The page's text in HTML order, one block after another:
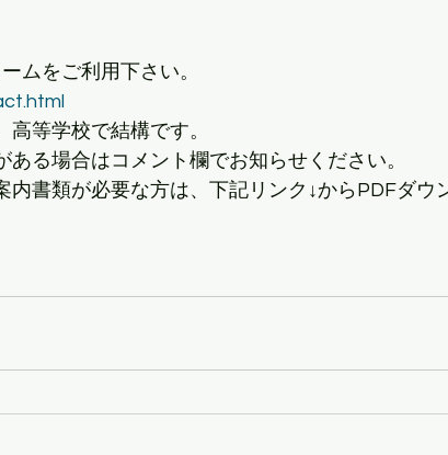
ムをご利用下さい。
等学校で結構です。
る場合はコメント欄でお知らせください。
書類が必要な方は、下記リンク↓からPDFダウ